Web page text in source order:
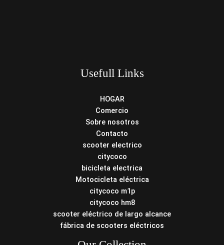
Usefull Links
HOGAR
Comercio
Sobre nosotros
Contacto
scooter electrico
citycoco
bicicleta electrica
Motocicleta eléctrica
citycoco m1p
citycoco hm8
scooter eléctrico de largo alcance
fábrica de scooters eléctricos